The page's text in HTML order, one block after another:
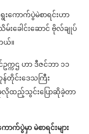
ကောက်ပွဲမဲစာရင်းဟာ
းခေါင်းဆောင် ဗိုလ်ချုပ်
ယ်။
က္ကဌ ဟာ ဒီဇင်ဘာ ၁၁
တိုင်းဒေသကြီး
လိုထည့်သွင်းပြောဆိုခဲ့တာ
ာက်ပွဲမှာ မဲစာရင်းများ